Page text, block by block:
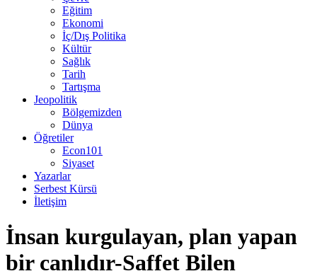
Eğitim
Ekonomi
İç/Dış Politika
Kültür
Sağlık
Tarih
Tartışma
Jeopolitik
Bölgemizden
Dünya
Öğretiler
Econ101
Siyaset
Yazarlar
Serbest Kürsü
İletişim
İnsan kurgulayan, plan yapan
bir canlıdır-Saffet Bilen